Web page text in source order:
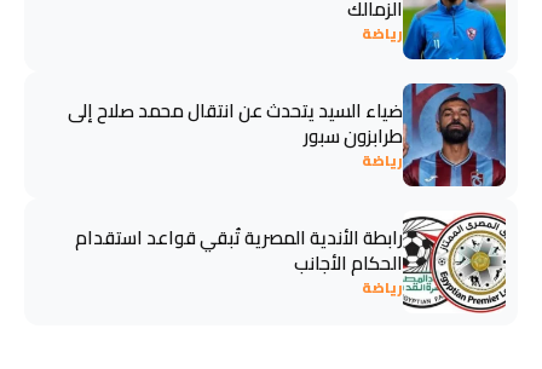
الزمالك
رياضة
ضياء السيد يتحدث عن انتقال محمد صلاح إلى
طرابزون سبور
رياضة
رابطة الأندية المصرية تُبقي قواعد استقدام
الحكام الأجانب
رياضة